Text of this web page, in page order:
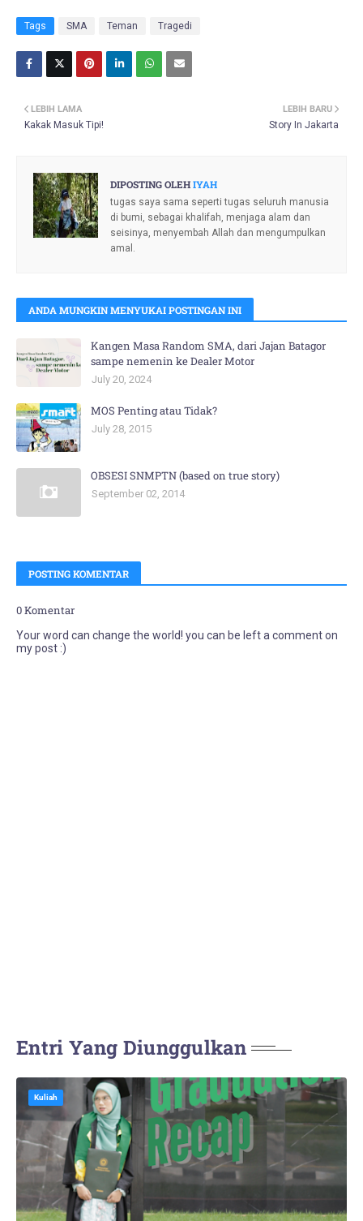
Tags SMA Teman Tragedi
LEBIH BARU
Story In Jakarta
LEBIH LAMA
Kakak Masuk Tipi!
DIPOSTING OLEHIYAH
tugas saya sama seperti tugas seluruh manusia
di bumi, sebagai khalifah, menjaga alam dan
seisinya, menyembah Allah dan mengumpulkan
amal.
ANDA MUNGKIN MENYUKAI POSTINGAN INI
Kangen Masa Random SMA, dari Jajan Batagor
sampe nemenin ke Dealer Motor
July 20, 2024
MOS Penting atau Tidak?
July 28, 2015
OBSESI SNMPTN (based on true story)
September 02, 2014
POSTING KOMENTAR
0 Komentar
Your word can change the world! you can be left a comment on
my post :)
Entri Yang Diunggulkan
Kuliah